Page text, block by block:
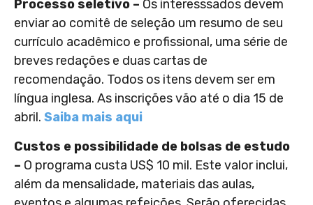
Processo seletivo – Os interesssados devem
enviar ao comitê de seleção um resumo de seu
currículo acadêmico e profissional, uma série de
breves redações e duas cartas de
recomendação. Todos os itens devem ser em
língua inglesa. As inscrições vão até o dia 15 de
abril. Saiba mais aqui
Custos e possibilidade de bolsas de estudo
– O programa custa US$ 10 mil. Este valor inclui,
além da mensalidade, materiais das aulas,